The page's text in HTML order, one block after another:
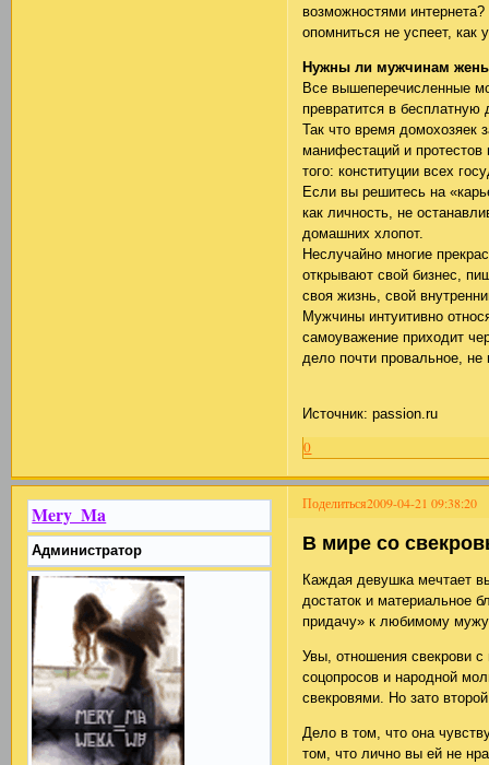
возможностями
опомниться не успеет, как
Нужны ли мужчинам
Все вышеперечисленные
превратится в
Так что время домохозяек
манифестаций и
того: конституции всех
Если вы решитесь на
как личность, не
домашних хлопот.
Неслучайно многие
открывают свой бизнес,
своя жизнь, свой
Мужчины интуитивно
самоуважение приходит
дело почти провальное, не
Источник: passion.ru
0
Поделиться2009-04-21 09:38:20
Mery_Ma
Администратор В мире со
Каждая девушка мечтает
достаток и материальное
придачу» к любимому мужу
Увы, отношения свекрови
соцопросов и народной
свекровями. Но зато
Дело в том, что она
том, что лично вы ей не